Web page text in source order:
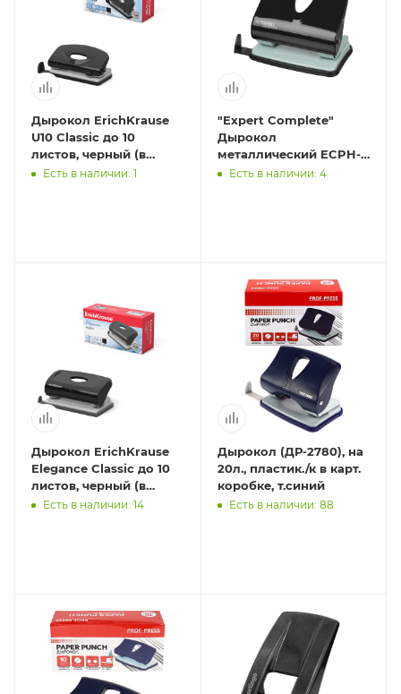
Дырокол ErichKrause
U10 Classic до 10
листов, черный (в
коробке по 1 шт.)
Есть в наличии: 1
"Expert Complete"
Дырокол
металлический ECPH-
03 . до 20 листов 01 -Есть в наличии: 4
Дырокол ErichKrause
Elegance Classic до 10
листов, черный (в
коробке по 1 шт.)
Есть в наличии: 14
Дырокол (ДР-2780), на
20л., пластик./к в карт.
коробке, т.синий
Есть в наличии: 88